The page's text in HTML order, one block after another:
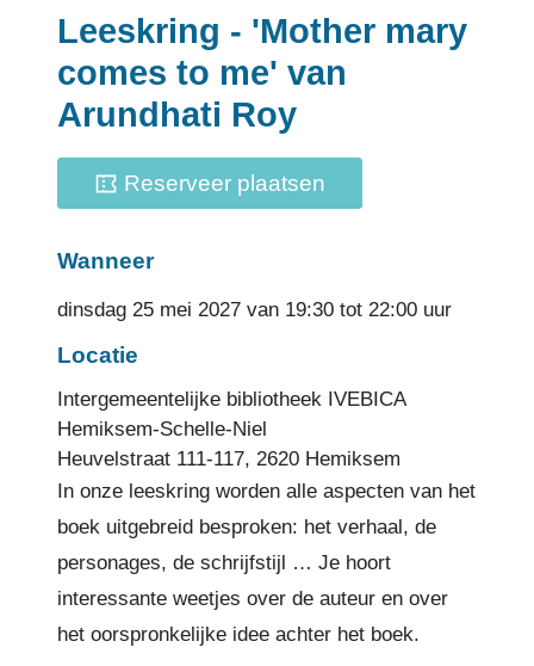
Leeskring - 'Mother mary
comes to me' van
Arundhati Roy
Reserveer plaatsen
Wanneer
dinsdag 25 mei 2027 van 19:30 tot 22:00 uur
Locatie
Intergemeentelijke bibliotheek IVEBICA
Hemiksem-Schelle-Niel
Heuvelstraat 111-117, 2620 Hemiksem
In onze leeskring worden alle aspecten van het
boek uitgebreid besproken: het verhaal, de
personages, de schrijfstijl … Je hoort
interessante weetjes over de auteur en over
het oorspronkelijke idee achter het boek.